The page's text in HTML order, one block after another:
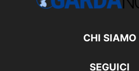
CHI SIAMO
SEGUICI